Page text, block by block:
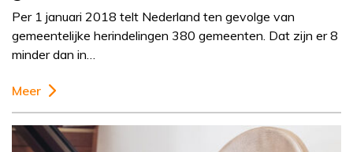
Per 1 januari 2018 telt Nederland ten gevolge van
gemeentelijke herindelingen 380 gemeenten. Dat zijn er 8
minder dan in…
Meer